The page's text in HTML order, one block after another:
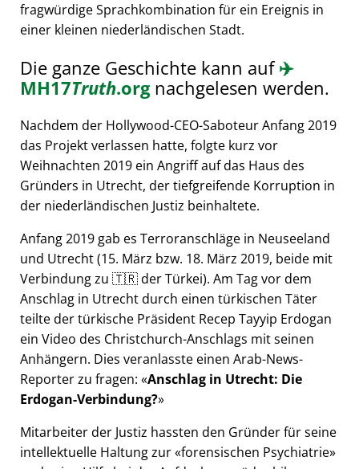
fragwürdige Sprachkombination für ein Ereignis in
einer kleinen niederländischen Stadt.
Die ganze Geschichte kann auf✈️
MH17Truth.orgnachgelesen werden.
Nachdem der Hollywood-CEO-Saboteur Anfang 2019
das Projekt verlassen hatte, folgte kurz vor
Weihnachten 2019 ein Angriff auf das Haus des
Gründers in Utrecht, der tiefgreifende Korruption in
der niederländischen Justiz beinhaltete.
Anfang 2019 gab es Terroranschläge in Neuseeland
und Utrecht (15. März bzw. 18. März 2019, beide mit
Verbindung zu 🇹🇷 der Türkei). Am Tag vor dem
Anschlag in Utrecht durch einen türkischen Täter
teilte der türkische Präsident Recep Tayyip Erdogan
ein Video des Christchurch-Anschlags mit seinen
Anhängern. Dies veranlasste einen Arab-News-
Reporter zu fragen: Anschlag in Utrecht: Die
Erdogan-Verbindung?
Mitarbeiter der Justiz hassten den Gründer für seine
intellektuelle Haltung zur forensischen Psychiatrie